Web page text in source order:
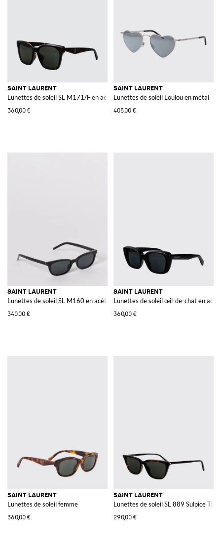
SAINT LAURENT
Lunettes de soleil SL M171/F en acétate
360,00 €
SAINT LAURENT
Lunettes de soleil Loulou en métal
405,00 €
SAINT LAURENT
Lunettes de soleil SL M160 en acétate
340,00 €
SAINT LAURENT
Lunettes de soleil œil-de-chat en
360,00 €
SAINT LAURENT
Lunettes de soleil femme
360,00 €
SAINT LAURENT
Lunettes de soleil SL 889 Sulpice
290,00 €